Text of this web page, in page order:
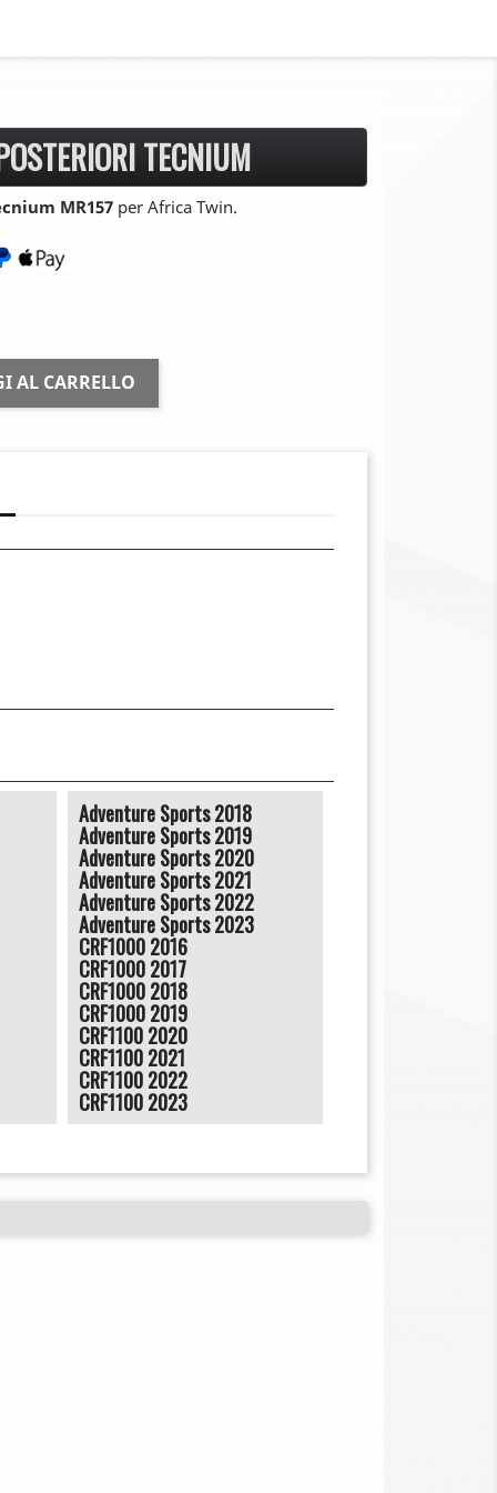
TECNIUM
MR157 per Africa Twin.
AL CARRELLO
Adventure Sports 2018
Adventure Sports 2019
Adventure Sports 2020
Adventure Sports 2021
Adventure Sports 2022
Adventure Sports 2023
CRF1000 2016
CRF1000 2017
CRF1000 2018
CRF1000 2019
CRF1100 2020
CRF1100 2021
CRF1100 2022
CRF1100 2023